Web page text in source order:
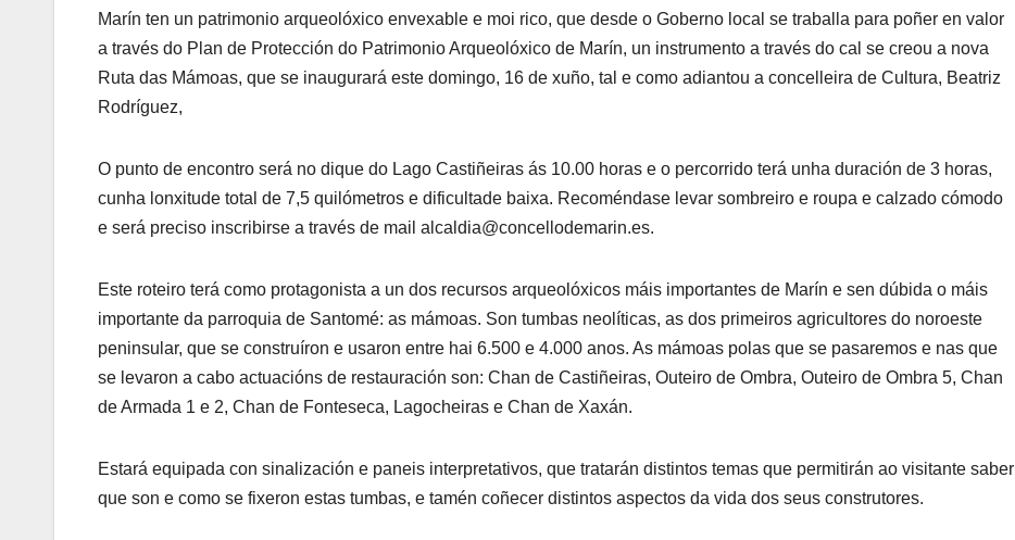
Marín ten un patrimonio arqueolóxico envexable e moi rico, que desde o Goberno local se traballa para poñer en valor
a través do Plan de Protección do Patrimonio Arqueolóxico de Marín, un instrumento a través do cal se creou a nova
Ruta das Mámoas, que se inaugurará este domingo, 16 de xuño, tal e como adiantou a concelleira de Cultura, Beatriz
Rodríguez,
O punto de encontro será no dique do Lago Castiñeiras ás 10.00 horas e o percorrido terá unha duración de 3 horas,
cunha lonxitude total de 7,5 quilómetros e dificultade baixa. Recoméndase levar sombreiro e roupa e calzado cómodo
e será preciso inscribirse a través de mail alcaldia@concellodemarin.es.
Este roteiro terá como protagonista a un dos recursos arqueolóxicos máis importantes de Marín e sen dúbida o máis
importante da parroquia de Santomé: as mámoas. Son tumbas neolíticas, as dos primeiros agricultores do noroeste
peninsular, que se construíron e usaron entre hai 6.500 e 4.000 anos. As mámoas polas que se pasaremos e nas que
se levaron a cabo actuacións de restauración son: Chan de Castiñeiras, Outeiro de Ombra, Outeiro de Ombra 5, Chan
de Armada 1 e 2, Chan de Fonteseca, Lagocheiras e Chan de Xaxán.
Estará equipada con sinalización e paneis interpretativos, que tratarán distintos temas que permitirán ao visitante saber
que son e como se fixeron estas tumbas, e tamén coñecer distintos aspectos da vida dos seus construtores.